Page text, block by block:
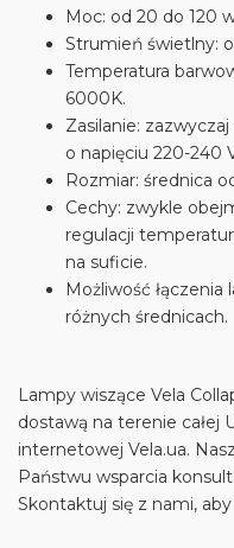
Moc: od 20 do 120
Strumień świetlny:
Temperatura
6000K.
Zasilanie:
o napięciu 220-240
Rozmiar: średnica
Cechy: zwykle
regulacji
na suficie.
Możliwość
różnych średnicach.
Lampy wiszące Vela
dostawą na terenie całej
internetowej Vela.ua.
Państwu wsparcia
Skontaktuj się z nami,